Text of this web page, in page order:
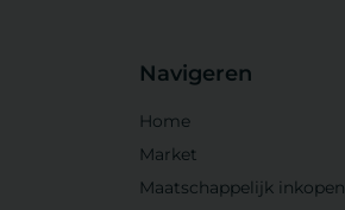
Navigeren
Home
Market
Maatschappelijk inkopen